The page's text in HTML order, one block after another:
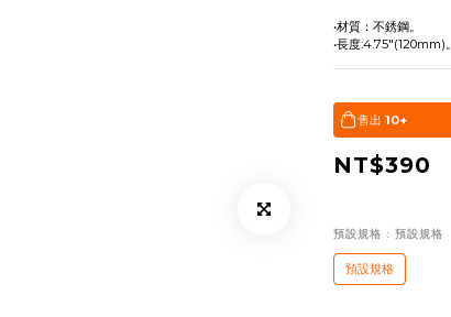
•材質：不銹鋼。
•長度:4.75"(120mm)。
售出 10+
NT$390
預設規格 : 預設規格
預設規格